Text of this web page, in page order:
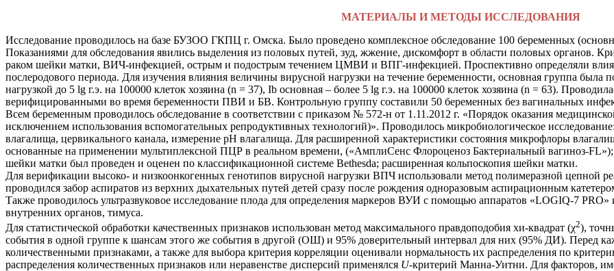
МАТЕРИАЛЫ И МЕТОДЫ ИССЛЕДОВАНИЯ
Исследование проводилось на базе БУЗОО ГКПЦ г. Омска. Было проведено комплексное обследование 100 беременных
Показаниями для обследования явились выделения из половых путей, зуд, жжение, дискомфорт в области половых органов.
раком шейки матки, ВИЧ-инфекцией, острым и подострым течением ЦМВИ и ВПГ-инфекцией. Проспективно определяли
послеродового периода. Для изучения влияния величины вирусной нагрузки на течение беременности, основная группа
нагрузкой до 5 lg г.э. на 100000 клеток хозяина (n = 37), Ib основная – более 5 lg г.э. на 100000 клеток хозяина (n = 63).
верифицированными во время беременности ПВИ и БВ. Контрольную группу составили 50 беременных без вагинальных
Всем беременным проводилось обследование в соответствии с приказом № 572-н от 1.11.2012 г. «Порядок оказания
исключением использования вспомогательных репродуктивных технологий)». Проводилось микробиологическое
влагалища, цервикального канала, измерение рН влагалища. Для расширенной характеристики состояния микрофлоры
основанные на применении мультиплексной ПЦР в реальном времени, («АмплиСенс Флороценоз Бактериальный вагиноз-FL»)
шейки матки был проведен и оценен по классификационной системе Bethesda; расширенная кольпоскопия шейки матки.
Для верификации высоко- и низкоонкогенных генотипов вирусной нагрузки ВПЧ использовали метод полимеразной цепной
проводился забор аспиратов из верхних дыхательных путей детей сразу после рождения одноразовым аспирационным
Также проводилось ультразвуковое исследование плода для определения маркеров ВУИ с помощью аппаратов «LOGIQ-7
внутренних органов, тимуса.
Для статистической обработки качественных признаков использован метод максимального правдоподобия хи-квадрат (χ2),
события в одной группе к шансам этого же события в другой (ОШ) и 95% доверительный интервал для них (95% ДИ). Перед
количественными признаками, а также для выбора критерия корреляции оценивали нормальность их распределения по
распределения количественных признаков или неравенстве дисперсий применялся U-критерий Манна-Уитни. Для факторов,